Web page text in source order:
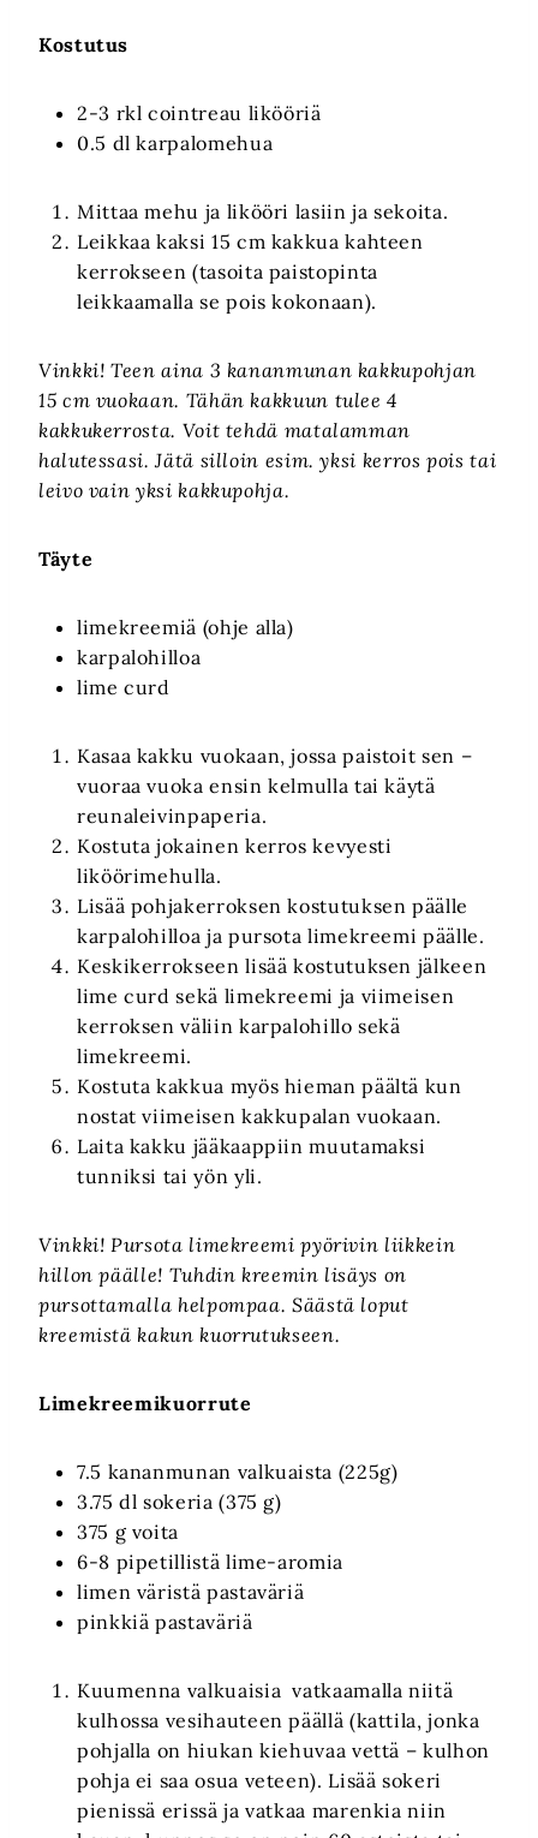
Kostutus
2-3 rkl cointreau likööriä
0.5 dl karpalomehua
Mittaa mehu ja likööri lasiin ja sekoita.
Leikkaa kaksi 15 cm kakkua kahteen
kerrokseen (tasoita paistopinta
leikkaamalla se pois kokonaan).
Vinkki! Teen aina 3 kananmunan kakkupohjan
15 cm vuokaan. Tähän kakkuun tulee 4
kakkukerrosta. Voit tehdä matalamman
halutessasi. Jätä silloin esim. yksi kerros pois tai
leivo vain yksi kakkupohja.
Täyte
limekreemiä (ohje alla)
karpalohilloa
lime curd
Kasaa kakku vuokaan, jossa paistoit sen –
vuoraa vuoka ensin kelmulla tai käytä
reunaleivinpaperia.
Kostuta jokainen kerros kevyesti
liköörimehulla.
Lisää pohjakerroksen kostutuksen päälle
karpalohilloa ja pursota limekreemi päälle.
Keskikerrokseen lisää kostutuksen jälkeen
lime curd sekä limekreemi ja viimeisen
kerroksen väliin karpalohillo sekä
limekreemi.
Kostuta kakkua myös hieman päältä kun
nostat viimeisen kakkupalan vuokaan.
Laita kakku jääkaappiin muutamaksi
tunniksi tai yön yli.
Vinkki! Pursota limekreemi pyörivin liikkein
hillon päälle! Tuhdin kreemin lisäys on
pursottamalla helpompaa. Säästä loput
kreemistä kakun kuorrutukseen.
Limekreemikuorrute
7.5 kananmunan valkuaista (225g)
3.75 dl sokeria (375 g)
375 g voita
6-8 pipetillistä lime-aromia
limen väristä pastaväriä
pinkkiä pastaväriä
Kuumenna valkuaisia vatkaamalla niitä
kulhossa vesihauteen päällä (kattila, jonka
pohjalla on hiukan kiehuvaa vettä – kulhon
pohja ei saa osua veteen). Lisää sokeri
pienissä erissä ja vatkaa marenkia niin